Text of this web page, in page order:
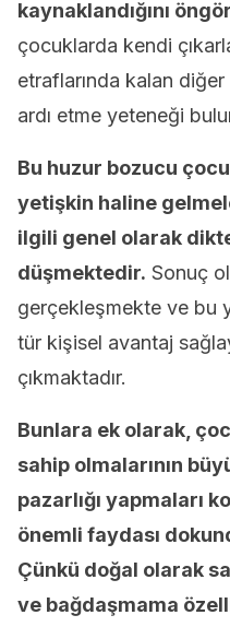
kaynaklandığını
çocuklarda kendi
etraflarında kalan
ardı etme yeteneği
Bu huzur bozucu
yetişkin haline
ilgili genel olarak
düşmektedir. Sonuç
gerçekleşmekte ve bu
tür kişisel avantaj
çıkmaktadır.
Bunlara ek olarak,
sahip olmalarının
pazarlığı yapmaları
önemli faydası
Çünkü doğal olarak
ve bağdaşmama